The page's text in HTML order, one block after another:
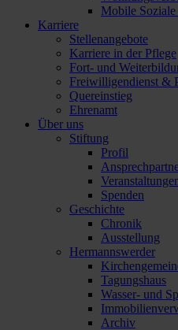
Mobile
Karriere
Stellenangebote
Karriere in der Pflege
Fort- und
Freiwilligendienst &
Quereinstieg
Ehrenamt
Über uns
Stiftung
Profil
Spenden
Geschichte
Chronik
Ausstellung
Hermannswerder
Tagungshaus
Wasser- und
Archiv